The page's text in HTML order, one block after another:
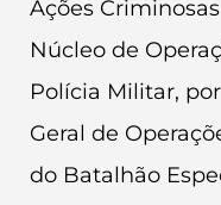
Ações
Núcleo de
Polícia Militar,
Geral de
do Batalhão